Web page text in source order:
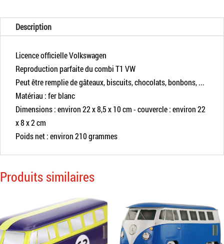
Description
Licence officielle Volkswagen
Reproduction parfaite du combi T1 VW
Peut être remplie de gâteaux, biscuits, chocolats, bonbons, ...
Matériau : fer blanc
Dimensions : environ 22 x 8,5 x 10 cm - couvercle : environ 22
x 8 x 2 cm
Poids net : environ 210 grammes
Produits similaires